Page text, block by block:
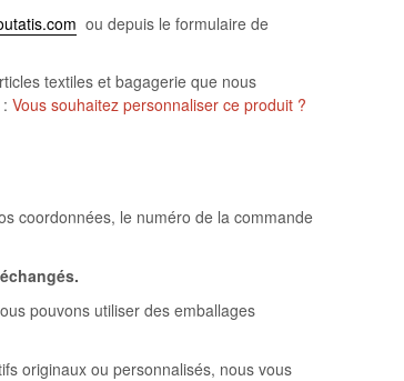
ou depuis le formulaire de
textiles et bagagerie que nous
Vous souhaitez personnaliser ce produit ?
coordonnées, le numéro de la commande
pouvons utiliser des emballages
originaux ou personnalisés, nous vous